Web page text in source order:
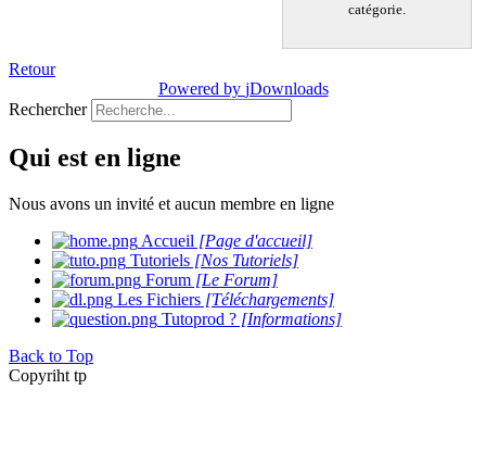
catégorie.
Retour
Powered by jDownloads
Rechercher
Qui est en ligne
Nous avons un invité et aucun membre en ligne
Accueil [Page d'accueil]
Tutoriels [Nos Tutoriels]
Forum [Le Forum]
Les Fichiers [Téléchargements]
Tutoprod ? [Informations]
Back to Top
Copyriht tp